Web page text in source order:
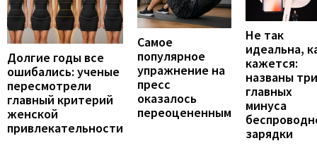
Долгие годы все
ошибались: ученые
пересмотрели
главный критерий
женской
привлекательности
Самое
популярное
упражнение на
пресс
оказалось
переоцененным
Не так
идеальна,
кажется:
названы три
главных
минуса
зарядки